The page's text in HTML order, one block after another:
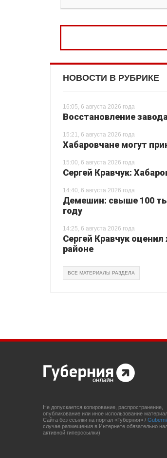
НОВОСТИ В РУБРИКЕ
16:05, 6 августа 2026 года
Восстановление
15:21, 6 августа 2026 года
Хабаровчане могут
15:00, 6 августа 2026 года
Сергей Кравчук:
14:40, 6 августа 2026 года
Демешин: свыше 100
году
14:25, 6 августа 2026 года
Сергей Кравчук
районе
ВСЕ МАТЕРИАЛЫ РАЗДЕЛА
Не допускается копирование, распространение,
опубликование или иное использование
Сайта без ссылки на портал «Губерния» /
случае размещения в Интернете обязательно
активной гиперссылки)